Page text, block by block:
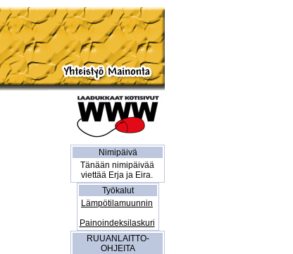
Nimipäivä
Tänään nimipäivää
viettää Erja ja Eira.
Työkalut
Lämpötilamuunnin
Painoindeksilaskuri
RUUANLAITTO-
OHJEITA